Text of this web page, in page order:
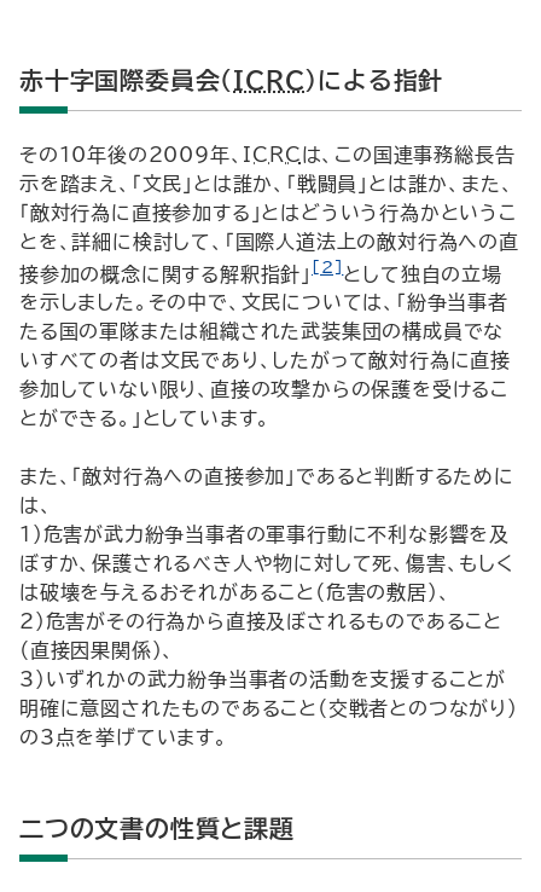
赤十字国際委員会（ ICRC）による指針
その10年後の2009年、 ICRCは、この国連事務総長告
示を踏まえ、「文民」とは誰か、「戦闘員」とは誰か、また、
「敵対行為に直接参加する」とはどういう行為かというこ
とを、詳細に検討して、「国際人道法上の敵対行為への直
接参加の概念に関する解釈指針」 [2] として独自の立場
を示しました。その中で、文民については、「紛争当事者
たる国の軍隊または組織された武装集団の構成員でな
いすべての者は文民であり、したがって敵対行為に直接
参加していない限り、直接の攻撃からの保護を受けるこ
とができる。」としています。
また、「敵対行為への直接参加」であると判断するために
は、
1）危害が武力紛争当事者の軍事行動に不利な影響を及
ぼすか、保護されるべき人や物に対して死、傷害、もしく
は破壊を与えるおそれがあること（危害の敷居）、
2）危害がその行為から直接及ぼされるものであること
（直接因果関係）、
3）いずれかの武力紛争当事者の活動を支援することが
明確に意図されたものであること（交戦者とのつながり）
の3点を挙げています。
二つの文書の性質と課題